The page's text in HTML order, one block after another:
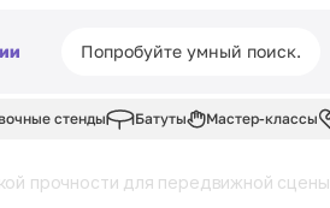
стенды Батуты Мастер-классы
прочности для передвижной сцены